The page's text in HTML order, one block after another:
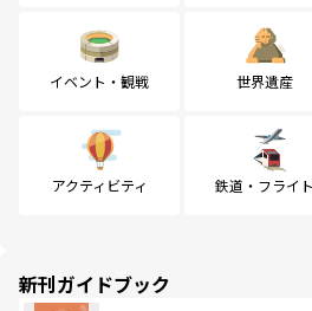
イベント・観戦 世界遺産
アクティビティ 鉄道・フライト
新刊ガイドブック